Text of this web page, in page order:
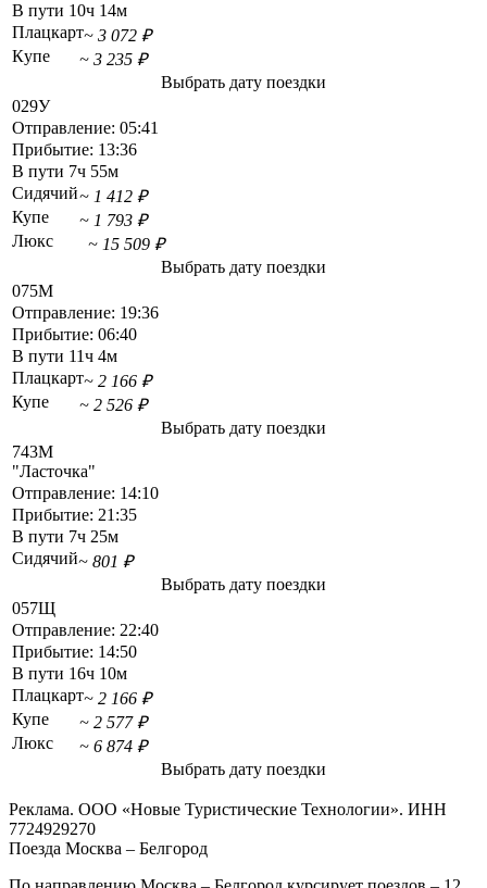
В пути 10ч 14м
Плацкарт~ 3 072 ₽
Купе
~ 3 235 ₽
Выбрать дату поездки
029У
Отправление: 05:41
Прибытие: 13:36
В пути 7ч 55м
Сидячий~ 1 412 ₽
Купе
~ 1 793 ₽
Люкс
~ 15 509 ₽
Выбрать дату поездки
075М
Отправление: 19:36
Прибытие: 06:40
В пути 11ч 4м
Плацкарт~ 2 166 ₽
Купе
~ 2 526 ₽
Выбрать дату поездки
743М
"Ласточка"
Отправление: 14:10
Прибытие: 21:35
В пути 7ч 25м
Сидячий~ 801 ₽
Выбрать дату поездки
057Щ
Отправление: 22:40
Прибытие: 14:50
В пути 16ч 10м
Плацкарт~ 2 166 ₽
Купе
~ 2 577 ₽
Люкс
~ 6 874 ₽
Выбрать дату поездки
Реклама. ООО «Новые Туристические Технологии». ИНН
7724929270
Поезда Москва – Белгород